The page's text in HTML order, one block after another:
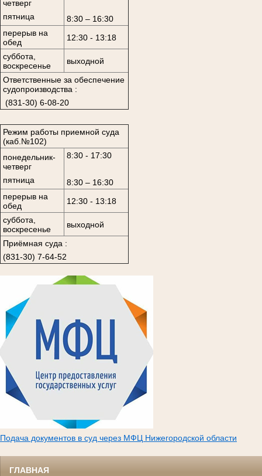
четверг
пятница
8:30 – 16:30
перерыв на
обед
12:30 - 13:18
суббота,
воскресенье
выходной
Ответственные за обеспечение
судопроизводства :
(831-30) 6-08-20
Режим работы приемной суда
(каб.№102)
понедельник-
четверг
пятница
8:30 - 17:30
8:30 – 16:30
перерыв на
обед
12:30 - 13:18
суббота,
воскресенье
выходной
Приёмная суда :
(831-30) 7-64-52
Подача документов в суд через МФЦ Нижегородской области
ГЛАВНАЯ